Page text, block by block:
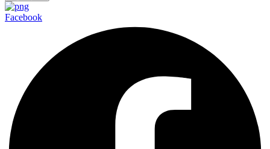
Facebook